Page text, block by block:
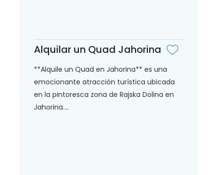
Alquilar un Quad Jahorina
**Alquile un Quad en Jahorina** es una
emocionante atracción turística ubicada
en la pintoresca zona de Rajska Dolina en
Jahorina....